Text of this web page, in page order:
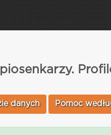
piosenkarzy.
danych Pomoc